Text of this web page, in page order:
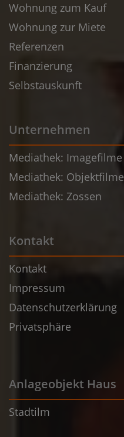
Wohnung zum Kauf
Wohnung zur Miete
Referenzen
Finanzierung
Selbstauskunft
Unternehmen
Mediathek: Imagefilme
Mediathek: Objektfilme
Mediathek: Zossen
Kontakt
Kontakt
Impressum
Datenschutzerklärung
Privatsphäre
Anlageobjekt Haus
Stadtilm